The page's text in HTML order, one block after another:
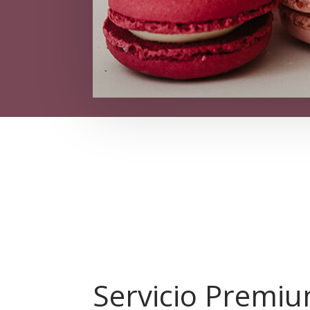
Servicio